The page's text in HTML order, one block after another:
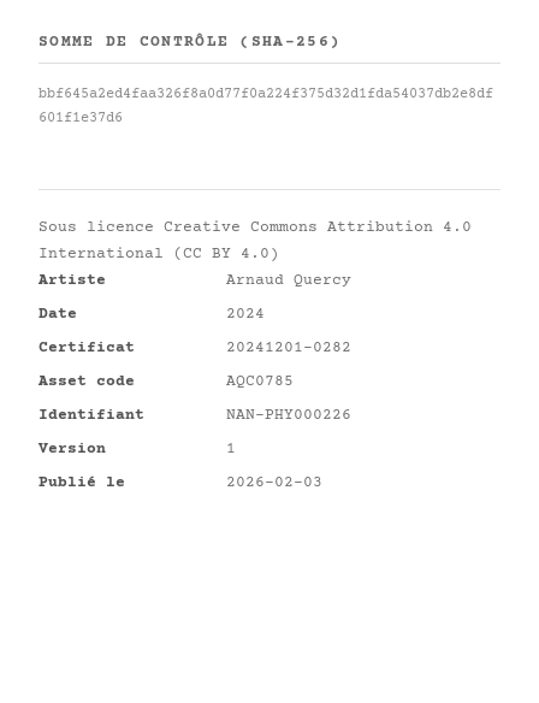
SOMME DE CONTRÔLE (SHA-256)
bbf645a2ed4faa326f8a0d77f0a224f375d32d1fda54037db2e8df
601f1e37d6
Sous licence Creative Commons Attribution 4.0
International (CC BY 4.0)
Artiste
Arnaud Quercy
Date
2024
Certificat
20241201-0282
Asset code
AQC0785
Identifiant
NAN-PHY000226
Version
1
Publié le
2026-02-03